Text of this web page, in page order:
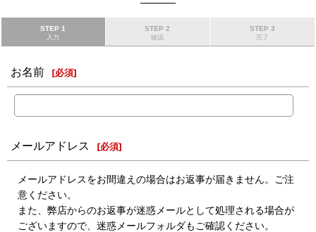
STEP 1
入力
STEP 2
確認
STEP 3
完了
お名前 [必須]
メールアドレス [必須]
メールアドレスをお間違えの場合はお返事が届きません。ご注
意ください。
また、弊店からのお返事が迷惑メールとして処理される場合が
ございますので、迷惑メールフォルダもご確認ください。